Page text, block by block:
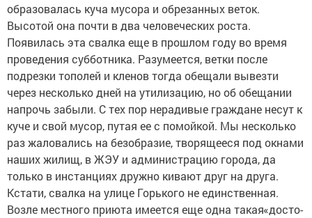
образовалась куча мусора и обрезанных веток.
Высотой она почти в два человеческих роста.
Появилась эта свалка еще в прошлом году во время
проведения субботника. Разумеется, ветки после
подрезки тополей и кленов тогда обещали вывезти
через несколько дней на утилизацию, но об обещании
напрочь забыли. С тех пор нерадивые граждане несут к
куче и свой мусор, путая ее с помойкой. Мы несколько
раз жаловались на безобразие, творящееся под окнами
наших жилищ, в ЖЭУ и администрацию города, да
только в инстанциях дружно кивают друг на друга.
Кстати, свалка на улице Горького не единственная.
Возле местного приюта имеется еще одна такая«досто­